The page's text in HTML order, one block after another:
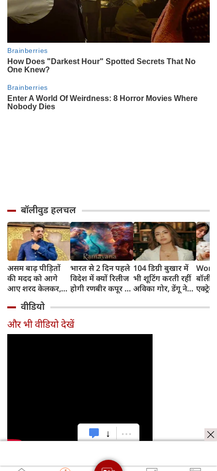
बॉलीवुड हलचल
असम बाढ़ पीड़ितों
की मदद को आगे
आए शरद केलकर,
साथ की भावुक
अपील
भारत से 2 दिन पहले
विदेश में क्यों रिलीज
होगी रणबीर कपूर की
मल्होत्रा ने बताया
रिलीज प्लान
104 डिग्री बुखार में
भी शूटिंग करती रहीं
अविका गोर, डेंगू ने
अस्पताल में भर्ती
प्यार
वीडियो
और भी वीडियो देखें